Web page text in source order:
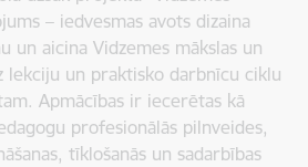
– iedvesmas avots dizaina
un aicina Vidzemes mākslas un
lekciju un praktisko darbnīcu ciklu
Apmācības ir iecerētas kā
profesionālās pilnveides,
tīklošanās un sadarbības